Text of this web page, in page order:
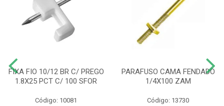
FIXA FIO 10/12 BR C/ PREGO
1.8X25 PCT C/ 100 SFOR
Código: 10081
PARAFUSO CAMA FENDADO
1/4X100 ZAM
Código: 13730